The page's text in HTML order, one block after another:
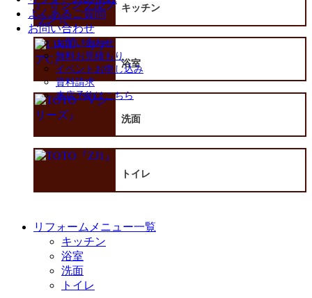
よくあるご質問
お問い合わせ
お問い合わせ
無料お見積もり
イベントお申し込み
資料請求
来店予約はこちら
キッチン
浴室
洗面
トイレ
リフォームメニュー一覧
キッチン
浴室
洗面
トイレ